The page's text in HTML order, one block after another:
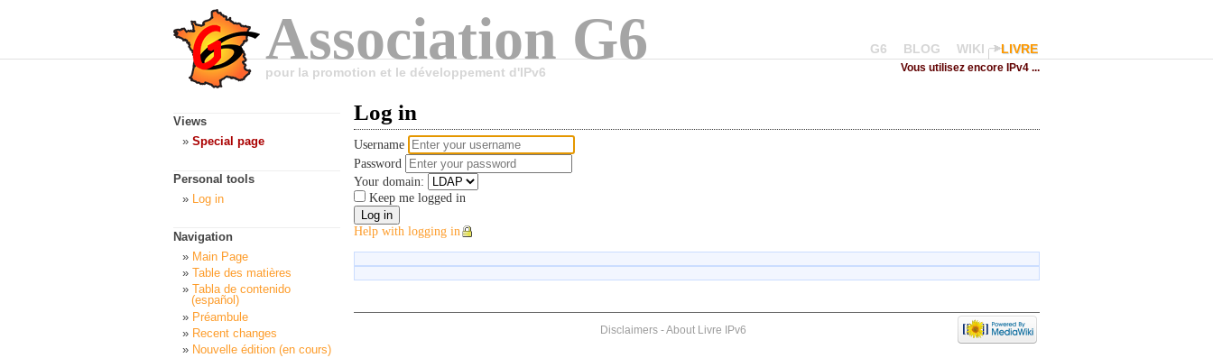
Association G6
pour la promotion et le développement d'IPv6
G6 BLOG WIKI LIVRE
Vous utilisez encore IPv4 ...
Log in
Username
Password
Your domain:
Keep me logged in
Help with logging in
Views
Special page
Personal tools
Log in
Navigation
Main Page
Table des matières
Tabla de contenido
(español)
Préambule
Recent changes
Nouvelle édition (en cours)
Disclaimers-About Livre IPv6